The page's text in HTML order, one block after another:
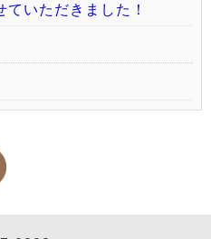
いただきました！